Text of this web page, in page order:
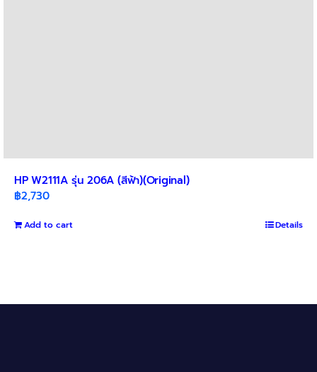
HP W2111A รุ่น 206A (สีฟ้า)(Original)
฿2,730
Add to cart Details